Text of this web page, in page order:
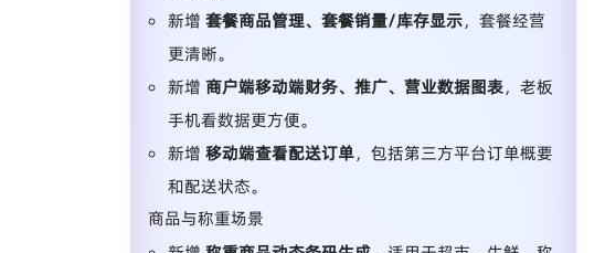
新增 套餐商品管理、套餐销量/库存显示，套餐经营
更清晰。
新增 商户端移动端财务、推广、营业数据图表，老板
手机看数据更方便。
新增 移动端查看配送订单，包括第三方平台订单概要
和配送状态。
商品与称重场景